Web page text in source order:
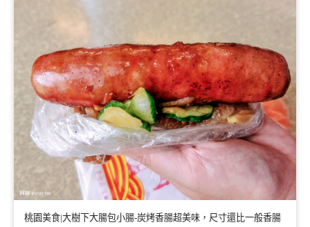
桃園美食|大樹下大腸包小腸-炭烤香腸超美味，尺寸還比一般香腸